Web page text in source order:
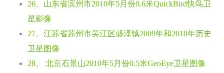
26、山东省滨州市2010年5月份0.6米QuickBird快鸟卫
星影像
27、江苏省苏州市吴江区盛泽镇2009年和2010年历史
卫星图像
28、 北京石景山2010年5月份0.5米GeoEye卫星图像